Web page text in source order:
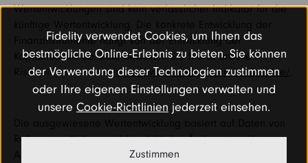
Wertentwicklungen sind kein verlässlicher Indikator für die
Finanzinstrumente hängt von der Entwicklung der
Kapitalmärkte ab. Bitte beachten Sie hierzu unsere
Risikohinweise unterhttps://www.fidelity.de/risikohinweise/
Referenzportfolien, welche strikt den Änderungen der
Allokationsvorgaben folgen. Die Wertentwicklung der
Fidelity verwendet Cookies, um Ihnen das
bestmögliche Online-Erlebnis zu bieten. Sie können
der Verwendung dieser Technologien zustimmen
oder Ihre eigenen Einstellungen verwalten und
unsere Cookie-Richtlinien jederzeit einsehen.
Zustimmen